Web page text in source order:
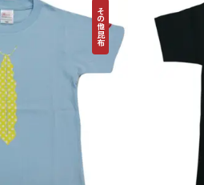
その他昆布